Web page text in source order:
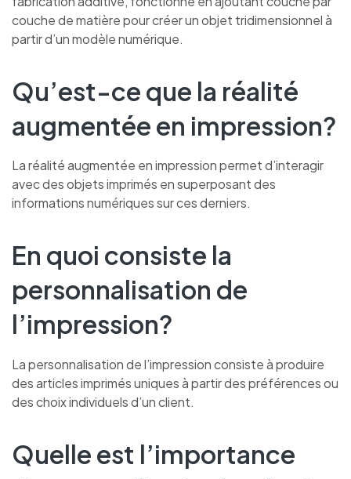
couche de matière pour créer un objet tridimensionnel à
partir d’un modèle numérique.
Qu’est-ce que la réalité
augmentée en impression?
La réalité augmentée en impression permet d’interagir
avec des objets imprimés en superposant des
informations numériques sur ces derniers.
En quoi consiste la
personnalisation de
l’impression?
La personnalisation de l’impression consiste à produire
des articles imprimés uniques à partir des préférences ou
des choix individuels d’un client.
Quelle est l’importance